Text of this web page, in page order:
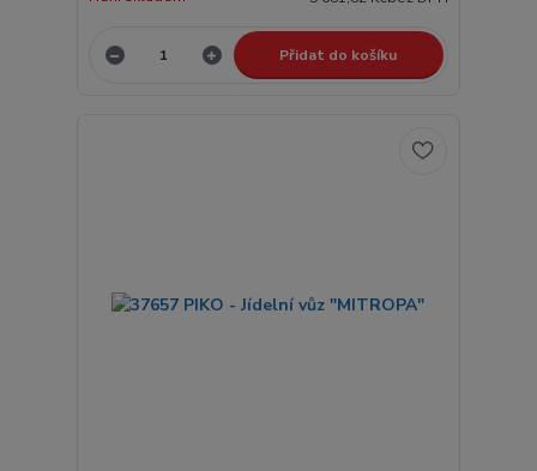
Přidat do košíku